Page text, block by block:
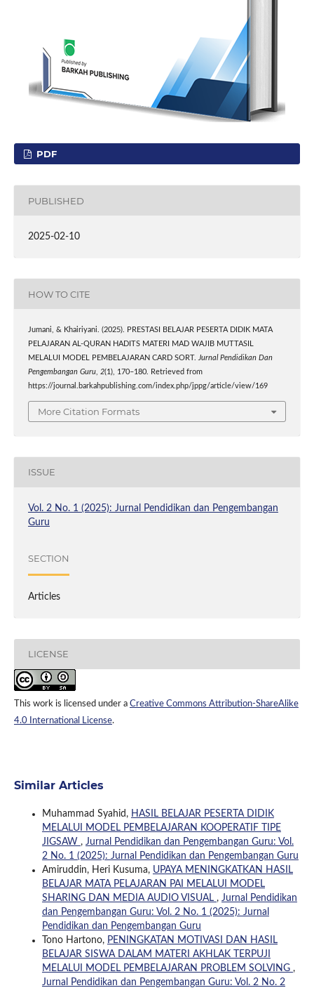
PDF
PUBLISHED
2025-02-10
HOW TO CITE
Jumani, & Khairiyani. (2025). PRESTASI BELAJAR PESERTA DIDIK MATA
PELAJARAN AL-QURAN HADITS MATERI MAD WAJIB MUTTASIL
MELALUI MODEL PEMBELAJARAN CARD SORT. Jurnal Pendidikan Dan
Pengembangan Guru, 2(1), 170–180. Retrieved from
https://journal.barkahpublishing.com/index.php/jppg/article/view/169
More Citation Formats
ISSUE
Vol. 2 No. 1 (2025): Jurnal Pendidikan dan Pengembangan
Guru
SECTION
Articles
LICENSE
This work is licensed under a Creative Commons Attribution-ShareAlike
4.0 International License.
Similar Articles
Muhammad Syahid, HASIL BELAJAR PESERTA DIDIK
MELALUI MODEL PEMBELAJARAN KOOPERATIF TIPE
JIGSAW , Jurnal Pendidikan dan Pengembangan Guru: Vol.
2 No. 1 (2025): Jurnal Pendidikan dan Pengembangan Guru
Amiruddin, Heri Kusuma, UPAYA MENINGKATKAN HASIL
BELAJAR MATA PELAJARAN PAI MELALUI MODEL
SHARING DAN MEDIA AUDIO VISUAL , Jurnal Pendidikan
dan Pengembangan Guru: Vol. 2 No. 1 (2025): Jurnal
Pendidikan dan Pengembangan Guru
Tono Hartono, PENINGKATAN MOTIVASI DAN HASIL
BELAJAR SISWA DALAM MATERI AKHLAK TERPUJI
MELALUI MODEL PEMBELAJARAN PROBLEM SOLVING ,
Jurnal Pendidikan dan Pengembangan Guru: Vol. 2 No. 2